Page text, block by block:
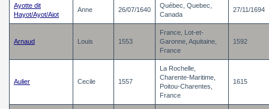
Ayotte dit
Hayot/Ayot/Aiot
Anne 26/07/1640
Québec, Quebec,
Canada
27/11/1694
Arnaud Louis 1553
France, Lot-et-
Garonne, Aquitaine,
France
1592
Aulier Cecile 1557
La Rochelle,
Charente-Maritime,
Poitou-Charentes,
France
1615